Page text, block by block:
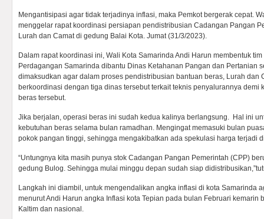
Mengantisipasi agar tidak terjadinya inflasi, maka Pemkot bergerak cepat.
menggelar rapat koordinasi persiapan pendistribusian Cadangan Pangan
Lurah dan Camat di gedung Balai Kota. Jumat (31/3/2023).
Dalam rapat koordinasi ini, Wali Kota Samarinda Andi Harun membentuk
Perdagangan Samarinda dibantu Dinas Ketahanan Pangan dan Pertanian
dimaksudkan agar dalam proses pendistribusian bantuan beras, Lurah dan
berkoordinasi dengan tiga dinas tersebut terkait teknis penyalurannya demi
beras tersebut.
Jika berjalan, operasi beras ini sudah kedua kalinya berlangsung. Hal ini
kebutuhan beras selama bulan ramadhan. Mengingat memasuki bulan
pokok pangan tinggi, sehingga mengakibatkan ada spekulasi harga terjadi
“Untungnya kita masih punya stok Cadangan Pangan Pemerintah (CPP)
gedung Bulog. Sehingga mulai minggu depan sudah siap
Langkah ini diambil, untuk mengendalikan angka inflasi di kota Samarinda
menurut Andi Harun angka Inflasi kota Tepian pada bulan Februari
Kaltim dan nasional.